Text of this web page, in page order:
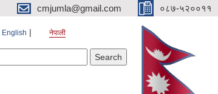
cmjumla@gmail.com ०८७-५२००११
English नेपाली